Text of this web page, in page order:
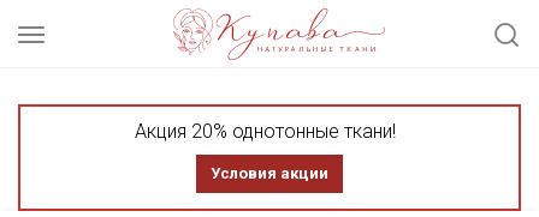
Акция 20% однотонные ткани!
Условия акции